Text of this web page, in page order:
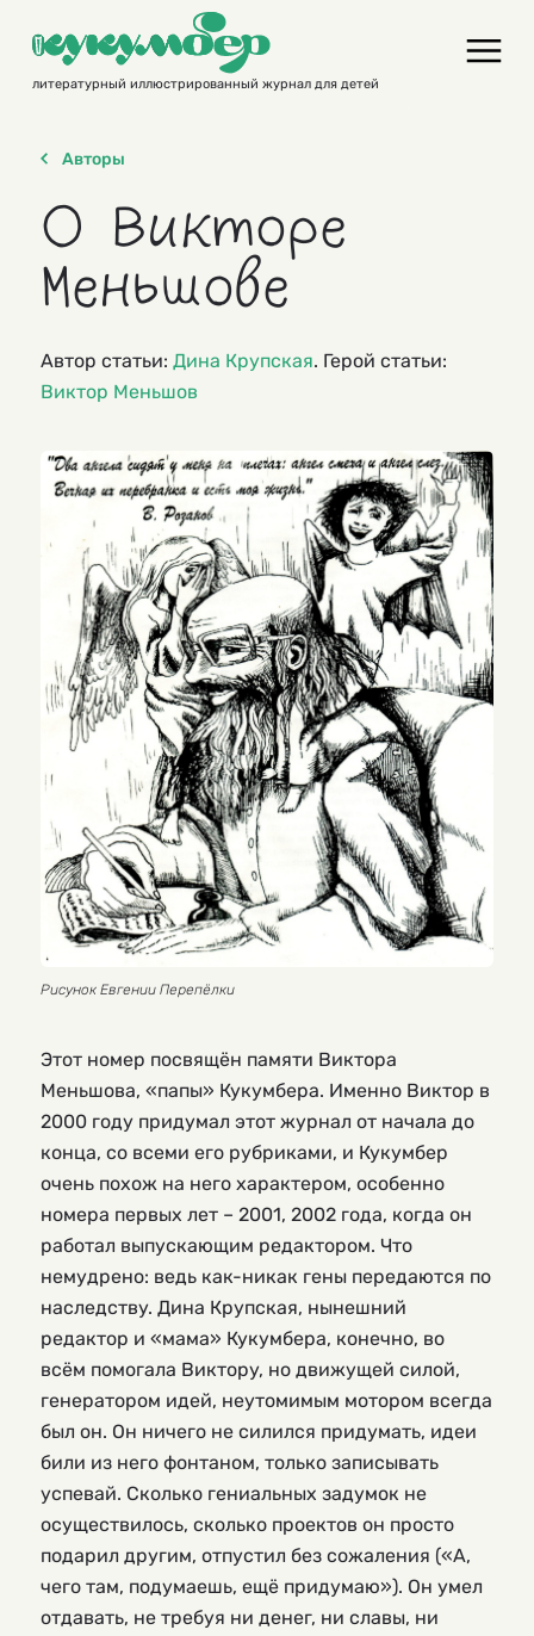
contentлитературный иллюстрированный журнал для детей
Авторы
О Викторе
Меньшове
Автор статьи: Дина Крупская. Герой статьи:
Виктор Меньшов
Рисунок Евгении Перепёлки
Этот номер посвящён памяти Виктора
Меньшова, «папы» Кукумбера. Именно Виктор в
2000 году придумал этот журнал от начала до
конца, со всеми его рубриками, и Кукумбер
очень похож на него характером, особенно
номера первых лет – 2001, 2002 года, когда он
работал выпускающим редактором. Что
немудрено: ведь как-никак гены передаются по
наследству. Дина Крупская, нынешний
редактор и «мама» Кукумбера, конечно, во
всём помогала Виктору, но движущей силой,
генератором идей, неутомимым мотором всегда
был он. Он ничего не силился придумать, идеи
били из него фонтаном, только записывать
успевай. Сколько гениальных задумок не
осуществилось, сколько проектов он просто
подарил другим, отпустил без сожаления («А,
чего там, подумаешь, ещё придумаю»). Он умел
отдавать, не требуя ни денег, ни славы, ни